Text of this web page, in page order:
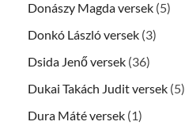
Donászy Magda versek (5)
Donkó László versek (3)
Dsida Jenő versek (36)
Dukai Takách Judit versek (5)
Dura Máté versek (1)